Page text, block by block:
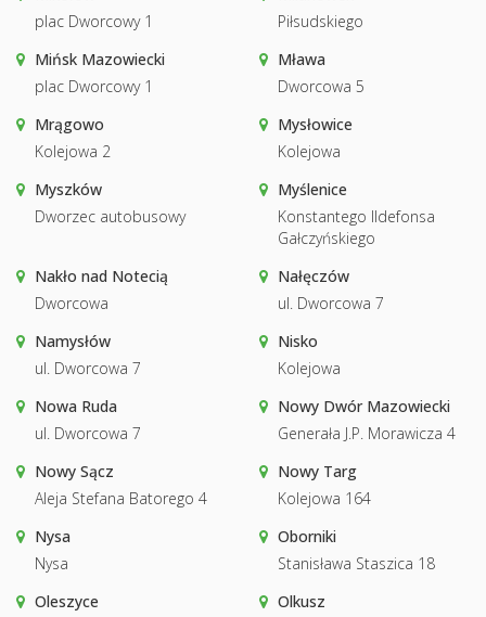
plac Dworcowy 1
Piłsudskiego
Mińsk Mazowiecki
plac Dworcowy 1
Mława
Dworcowa 5
Mrągowo
Kolejowa 2
Mysłowice
Kolejowa
Myszków
Dworzec autobusowy
Myślenice
Konstantego Ildefonsa
Gałczyńskiego
Nakło nad Notecią
Dworcowa
Nałęczów
ul. Dworcowa 7
Namysłów
ul. Dworcowa 7
Nisko
Kolejowa
Nowa Ruda
ul. Dworcowa 7
Nowy Dwór Mazowiecki
Generała J.P. Morawicza 4
Nowy Sącz
Aleja Stefana Batorego 4
Nowy Targ
Kolejowa 164
Nysa
Nysa
Oborniki
Stanisława Staszica 18
Oleszyce
Olkusz